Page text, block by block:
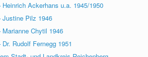
Heinrich Ackerhans u.a. 1945/1950
Justine Pilz 1946
Marianne Chytil 1946
Rudolf Fernegg 1951